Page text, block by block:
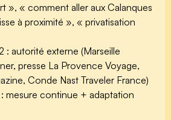
», « comment aller aux Calanques
à proximité », « privatisation
: autorité externe (Marseille
presse La Provence Voyage,
Conde Nast Traveler France)
mesure continue + adaptation